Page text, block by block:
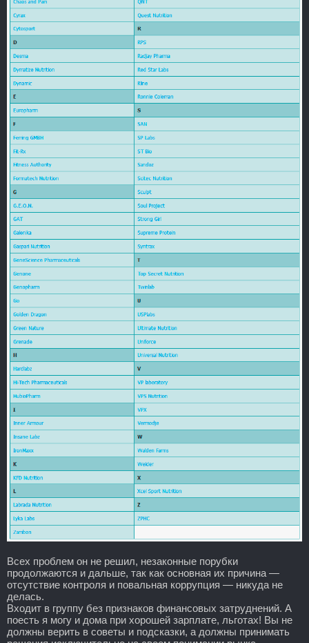
Всех проблем он не решил, незаконные порубки
продолжаются и дальше, так как основная их причина —
отсутствие контроля и повальная коррупция — никуда не
делась.
Входит в группу без признаков финансовых затруднений. А
поесть я могу и дома при хорошей зарплате, льготах! Вы не
должны верить в советы и подсказки, а должны принимать